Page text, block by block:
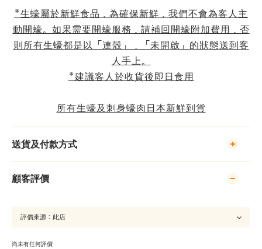
*生蠔屬於新鮮食品，為確保新鮮，我們不會為客人主
動開蠔。如果需要開蠔服務，請補回開蠔附加費用，否
則所有生蠔都是以「連殼」，「未開啟」的狀態送到客
人手上。
*建議客人於收貨後即日食用
所有生蠔及刺身蠔肉日本新鮮到貨
送貨及付款方式
顧客評價
尚未有任何評價